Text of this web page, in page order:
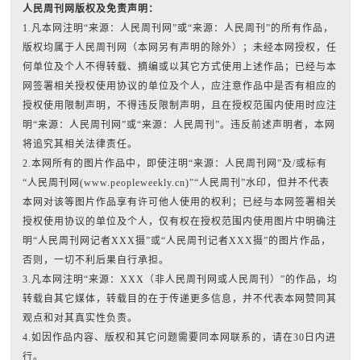
人民周刊网版权及免责声明：
1.凡本网注明“来源：人民周刊网”或“来源：人民周刊”的所有作品，
版权均属于人民周刊网（本网另有声明的除外）；未经本网授权，任
何单位及个人不得转载、摘编或以其它方式使用上述作品；已经与本
网签署相关授权使用协议的单位及个人，应注意作品中是否有相应的
授权使用限制声明，不得违反限制声明，且在授权范围内使用时应注
明“来源：人民周刊网”或“来源：人民周刊”。违反前述声明者，本网
将追究其相关法律责任。
2.本网所有的图片作品中，即使注明“来源：人民周刊网”及/或标有
“人民周刊网(www.peopleweekly.cn)”“人民周刊”水印，但并不代表
本网对该等图片作品享有许可他人使用的权利；已经与本网签署相关
授权使用协议的单位及个人，仅有权在授权范围内使用图片中明确注
明“人民周刊网记者XXX摄”或“人民周刊记者XXX摄”的图片作品，
否则，一切不利后果自行承担。
3.凡本网注明“来源：XXX（非人民周刊网或人民周刊）”的作品，均
转载自其它媒体，转载目的在于传递更多信息，并不代表本网赞同其
观点和对其真实性负责。
4.如因作品内容、版权和其它问题需要同本网联系的，请在30日内进
行。